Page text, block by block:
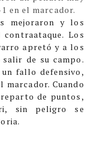
en el marcador.
mejoraron y los
Los
apretó y a los
de su campo.
fallo defensivo,
marcador. Cuando
de puntos,
sin peligro se